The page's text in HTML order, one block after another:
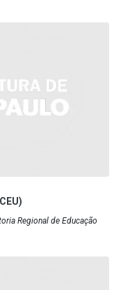
Regional de Educação